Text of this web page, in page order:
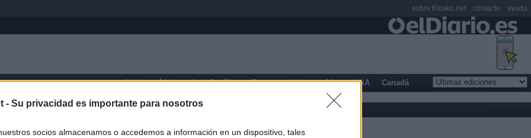
- Su privacidad es importante para nosotros
socios almacenamos o accedemos a información en un dispositivo, tales
Inicio África Asia-Pacífico Europa Latinoamérica USA Canadá
Brisbane
sobre Kiosko.net contacto ayuda